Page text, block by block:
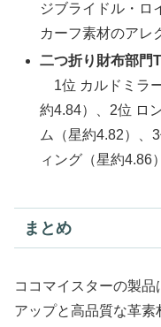
ジブライドル・ロ
カーフ素材のアレ
二つ折り財布部門
1位 カルドミラ
約4.84）、2位 ロ
ム（星約4.82）、
ィング（星約4.86
まとめ
ココマイスターの製
アップと高品質な革